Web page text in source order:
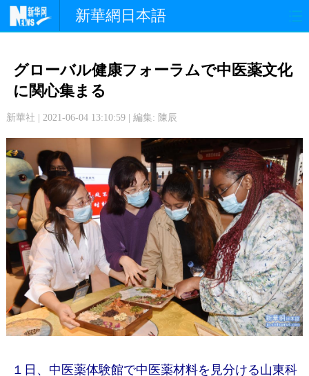
新華網日本語
文 化
中日交流 国 際
写 真
グローバル健康フォーラムで中医薬文化
に関心集まる
新華社 | 2021-06-04 13:10:59 | 編集: 陳辰
１日、中医薬体験館で中医薬材料を見分ける山東科